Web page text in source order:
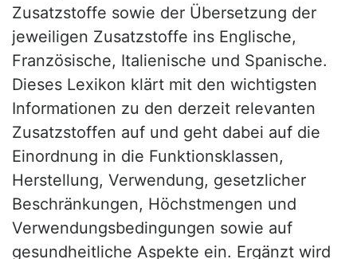
Zusatzstoffe sowie der Übersetzung der
jeweiligen Zusatzstoffe ins Englische,
Französische, Italienische und Spanische.
Dieses Lexikon klärt mit den wichtigsten
Informationen zu den derzeit relevanten
Zusatzstoffen auf und geht dabei auf die
Einordnung in die Funktionsklassen,
Herstellung, Verwendung, gesetzlicher
Beschränkungen, Höchstmengen und
Verwendungsbedingungen sowie auf
gesundheitliche Aspekte ein. Ergänzt wird